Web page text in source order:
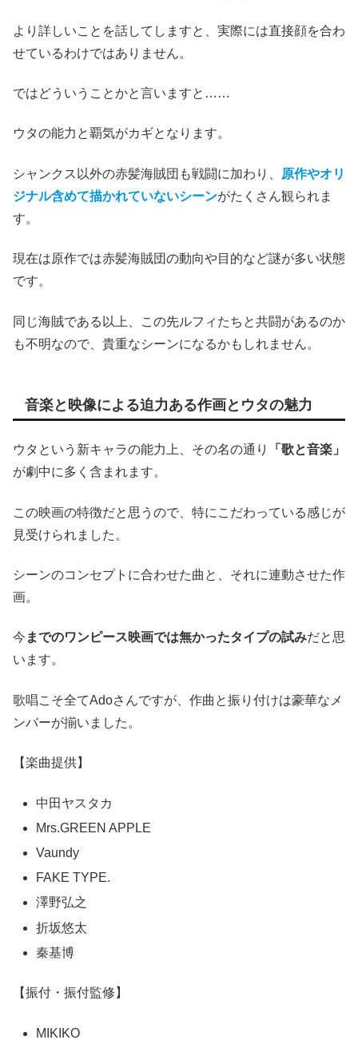
より詳しいことを話してしますと、実際には直接顔を合わ
せているわけではありません。
ではどういうことかと言いますと……
ウタの能力と覇気がカギとなります。
シャンクス以外の赤髪海賊団も戦闘に加わり、
原作やオリ
ジナル含めて描かれていないシーンがたくさん観られま
す。
現在は原作では赤髪海賊団の動向や目的など謎が多い状態
です。
同じ海賊である以上、この先ルフィたちと共闘があるのか
も不明なので、貴重なシーンになるかもしれません。
音楽と映像による迫力ある作画とウタの魅力
ウタという新キャラの能力上、その名の通り
「歌と音楽」
が劇中に多く含まれます。
この映画の特徴だと思うので、特にこだわっている感じが
見受けられました。
シーンのコンセプトに合わせた曲と、それに連動させた作
画。
今 までのワンピース映画では無かったタイプの試みだと思
います。
歌唱こそ全てAdoさんですが、作曲と振り付けは豪華なメ
ンバーが揃いました。
【楽曲提供】
中田ヤスタカ
Mrs.GREEN APPLE
Vaundy
FAKE TYPE.
澤野弘之
折坂悠太
秦基博
【振付・振付監修】
MIKIKO